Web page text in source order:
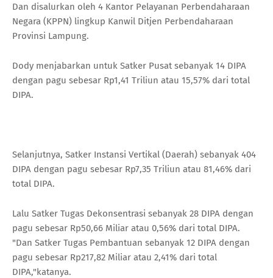
Dan disalurkan oleh 4 Kantor Pelayanan Perbendaharaan
Negara (KPPN) lingkup Kanwil Ditjen Perbendaharaan
Provinsi Lampung.
Dody menjabarkan untuk Satker Pusat sebanyak 14 DIPA
dengan pagu sebesar Rp1,41 Triliun atau 15,57% dari total
DIPA.
Selanjutnya, Satker Instansi Vertikal (Daerah) sebanyak 404
DIPA dengan pagu sebesar Rp7,35 Triliun atau 81,46% dari
total DIPA.
Lalu Satker Tugas Dekonsentrasi sebanyak 28 DIPA dengan
pagu sebesar Rp50,66 Miliar atau 0,56% dari total DIPA.
"Dan Satker Tugas Pembantuan sebanyak 12 DIPA dengan
pagu sebesar Rp217,82 Miliar atau 2,41% dari total
DIPA,"katanya.